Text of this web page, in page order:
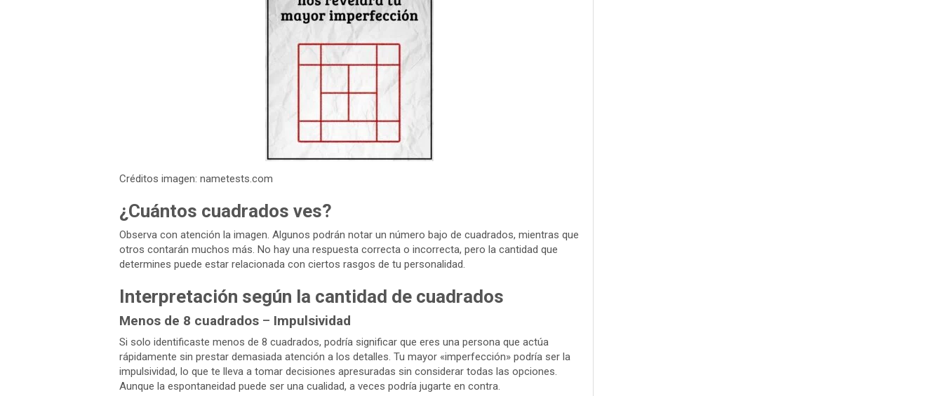
Créditos imagen: nametests.com
¿Cuántos cuadrados ves?
Observa con atención la imagen. Algunos podrán notar un número bajo de cuadrados, mientras que
otros contarán muchos más. No hay una respuesta correcta o incorrecta, pero la cantidad que
determines puede estar relacionada con ciertos rasgos de tu personalidad.
Interpretación según la cantidad de cuadrados
Menos de 8 cuadrados – Impulsividad
Si solo identificaste menos de 8 cuadrados, podría significar que eres una persona que actúa
rápidamente sin prestar demasiada atención a los detalles. Tu mayor «imperfección» podría ser la
impulsividad, lo que te lleva a tomar decisiones apresuradas sin considerar todas las opciones.
Aunque la espontaneidad puede ser una cualidad, a veces podría jugarte en contra.